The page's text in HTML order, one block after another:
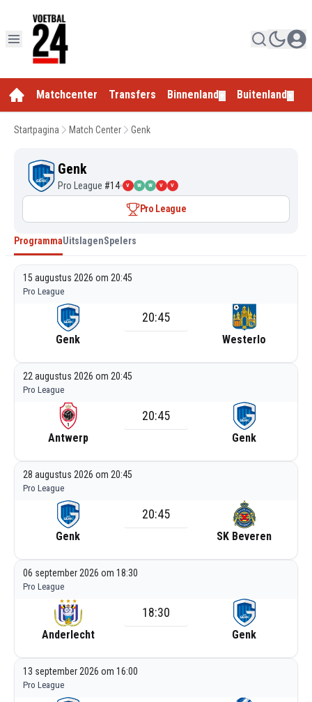
Matchcenter Transfers Binnenland Buitenland
Startpagina Match Center Genk
Genk
Pro League #14 V W W V V
Pro League
ProgrammaUitslagenSpelers
15 augustus 2026 om 20:45
Pro League
Genk
20:45
Westerlo
22 augustus 2026 om 20:45
Pro League
Antwerp
20:45
Genk
28 augustus 2026 om 20:45
Pro League
Genk
20:45
SK Beveren
06 september 2026 om 18:30
Pro League
Anderlecht
18:30
Genk
13 september 2026 om 16:00
Pro League